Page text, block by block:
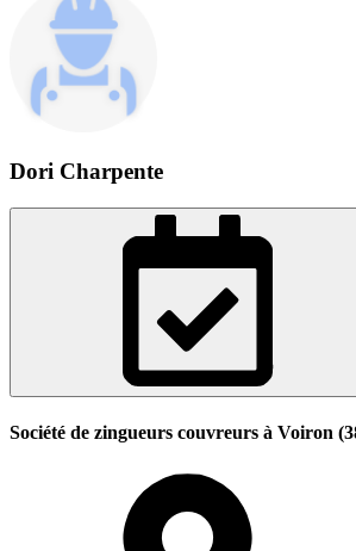
Dori Charpente
Société de zingueurs couvreurs à Voiron